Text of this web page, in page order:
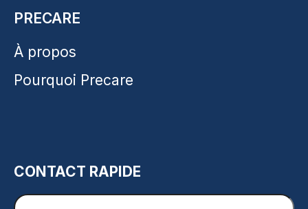
PRECARE
À propos
Pourquoi Precare
CONTACT RAPIDE
Entrer